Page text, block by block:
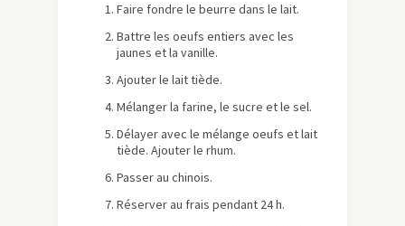
Faire fondre le beurre dans le lait.
Battre les oeufs entiers avec les
jaunes et la vanille.
Ajouter le lait tiède.
Mélanger la farine, le sucre et le sel.
Délayer avec le mélange oeufs et lait
tiède. Ajouter le rhum.
Passer au chinois.
Réserver au frais pendant 24 h.